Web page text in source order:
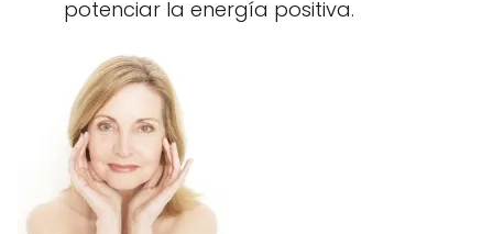
potenciar la energía positiva.